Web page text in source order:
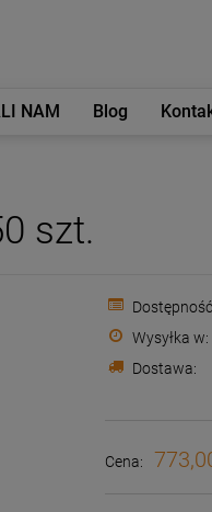
NAM Blog
szt.
Wysyłka w:
Dostawa:
Cena: